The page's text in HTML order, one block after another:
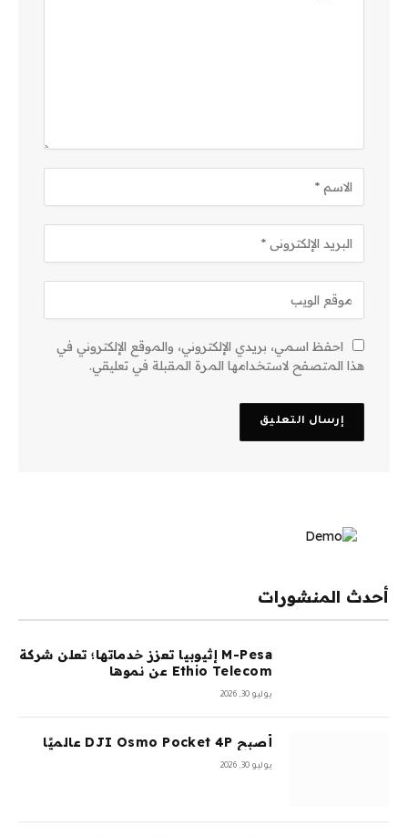
احفظ اسمي، بريدي الإلكتروني، والموقع الإلكتروني في
هذا المتصفح لاستخدامها المرة المقبلة في تعليقي.
أحدث المنشورات
M-Pesa إثيوبيا تعزز خدماتها؛ تعلن شركة
Ethio Telecom عن نموها
يوليو 30, 2026
أصبح DJI Osmo Pocket 4P عالميًا
يوليو 30, 2026